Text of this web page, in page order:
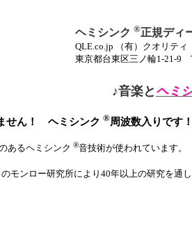
ヘミシンク ®正規ディ
QLE.co.jp （有）クオリテ
東京都台東区三ノ輪1-21-9
♪音楽と ヘミ
せん！ ヘミシンク ®周波数入りです！
あるヘミシンク ®音技術が使われています。
モンロー研究所により40年以上の研究を通